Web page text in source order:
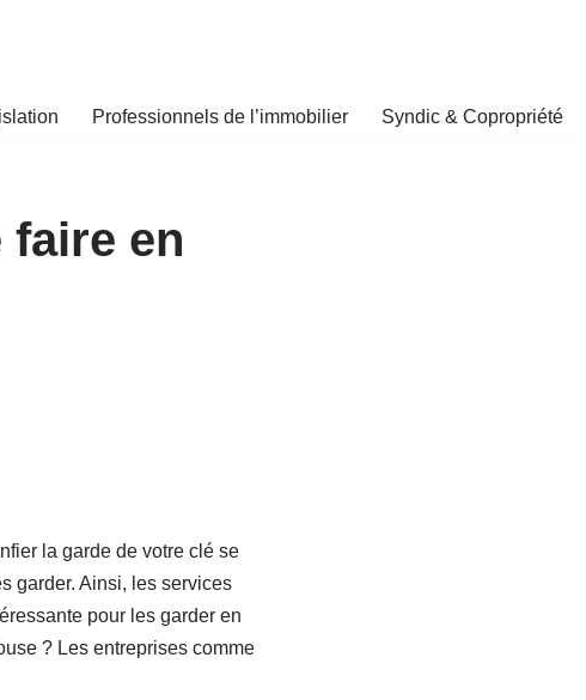
Professionnels de l’immobilier Syndic & Copropriété
faire en
la garde de votre clé se
garder. Ainsi, les services
pour les garder en
? Les entreprises comme